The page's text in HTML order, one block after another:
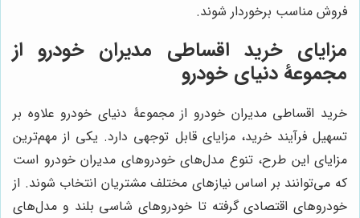
فروش مناسب برخوردار شوند.
مزایای خرید اقساطی مدیران خودرو از
مجموعۀ دنیای خودرو
خرید اقساطی مدیران خودرو از مجموعۀ دنیای خودرو علاوه بر
تسهیل فرآیند خرید، مزایای قابل توجهی دارد. یکی از مهم‌ترین
مزایای این طرح، تنوع مدل‌های خودروهای مدیران خودرو است
که می‌توانند بر اساس نیازهای مختلف مشتریان انتخاب شوند. از
خودروهای اقتصادی گرفته تا خودروهای شاسی بلند و مدل‌های